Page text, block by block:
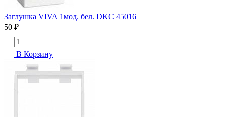
Заглушка VIVA 1мод. бел. DKC 45016
50 ₽
В Корзину